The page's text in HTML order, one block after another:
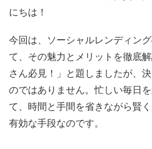
にちは！
今回は、ソーシャルレンディン
て、その魅力とメリットを徹底
さん必見！」と題しましたが、
のではありません。忙しい毎日
て、時間と手間を省きながら賢
有効な手段なのです。